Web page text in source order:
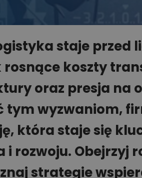
staje przed
koszty
oraz presja na
tym wyzwaniom,
która staje się
rozwoju. Obejrzyj
strategie